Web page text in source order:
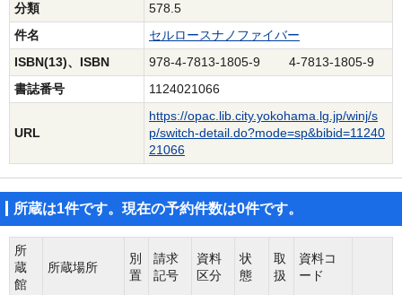
分類
578.5
件名
セルロースナノファイバー
ISBN(13)、ISBN
978-4-7813-1805-9 4-7813-1805-9
書誌番号
1124021066
URL
https://opac.lib.city.yokohama.lg.jp/winj/s
p/switch-detail.do?mode=sp&bibid=11240
21066
所蔵は1件です。現在の予約件数は0件です。
所
蔵
館
所蔵場所
別
置
請求
記号
資料
区分
状
態
取
扱
資料コ
ード